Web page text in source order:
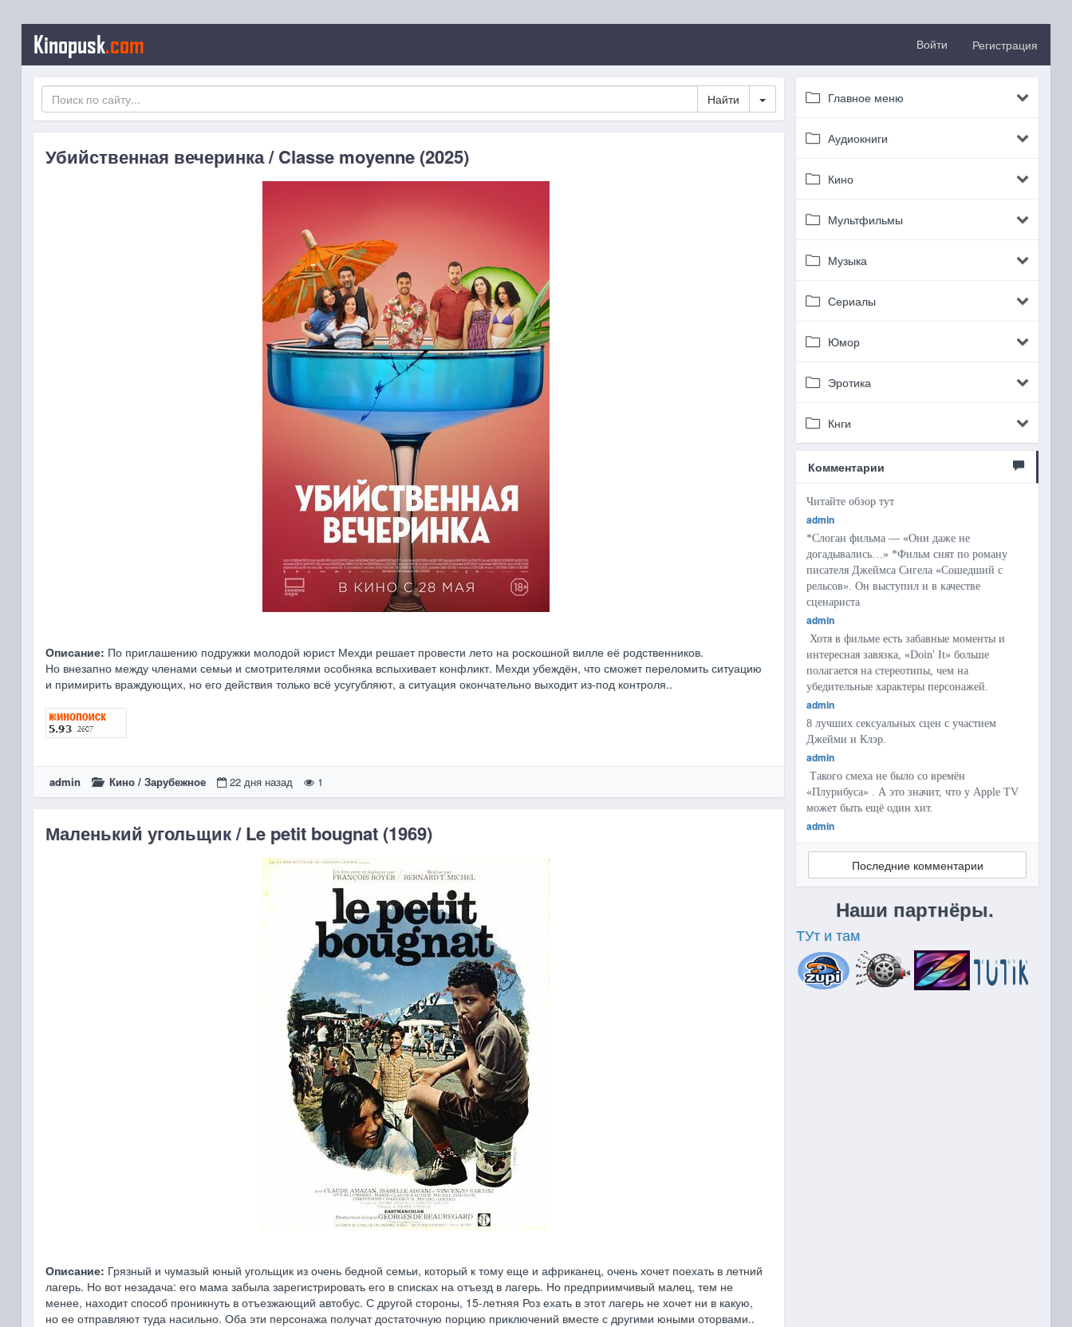
Kinopusk.com Регистрация
Войти
Toggle Dropdown
Убийственная вечеринка / Classe moyenne (2025)
Описание: По приглашению подружки молодой юрист Мехди решает провести лето на роскошной вилле её родственников.
Но внезапно между членами семьи и смотрителями особняка вспыхивает конфликт. Мехди убеждён, что сможет переломить ситуацию
и примирить враждующих, но его действия только всё усугубляют, а ситуация окончательно выходит из-под контроля..
admin Кино/ Зарубежное 22 дня назад 1
Маленький угольщик / Le petit bougnat (1969)
Описание: Грязный и чумазый юный угольщик из очень бедной семьи, который к тому еще и африканец, очень хочет поехать в летний
лагерь. Но вот незадача: его мама забыла зарегистрировать его в списках на отъезд в лагерь. Но предприимчивый малец, тем не
менее, находит способ проникнуть в отъезжающий автобус. С другой стороны, 15-летняя Роз ехать в этот лагерь не хочет ни в какую,
но ее отправляют туда насильно. Оба эти персонажа получат достаточную порцию приключений вместе с другими юными оторвами..
Главное меню
Аудиокниги
Кино
Мультфильмы
Музыка
Сериалы
Юмор
Эротика
Кнги
Комментарии
Читайте обзор тут
admin
*Слоган фильма — «Они даже не
догадывались…» *Фильм снят по роману
писателя Джеймса Сигела «Сошедший с
рельсов». Он выступил и в качестве
сценариста
admin
Хотя в фильме есть забавные моменты и
интересная завязка, «Doin' It» больше
полагается на стереотипы, чем на
убедительные характеры персонажей.
admin
8 лучших сексуальных сцен с участием
Джейми и Клэр.
admin
Такого смеха не было со времён
«Плурибуса» . А это значит, что у Apple TV
может быть ещё один хит.
admin
Последние комментарии
Наши партнёры.
ТУт и там